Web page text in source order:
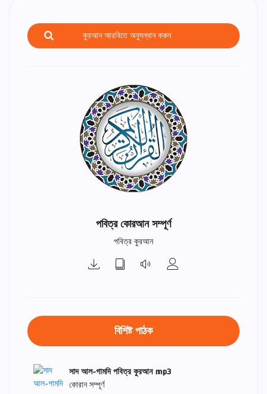
পবিত্র কোরআন সম্পূর্ণ
পবিত্র কুরআন
বিশিষ্ট পাঠক
সাদ আল-গামদি পবিত্র কুরআন mp3
কোরান সম্পূর্ণ